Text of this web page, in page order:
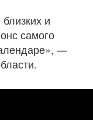
и
самого
—